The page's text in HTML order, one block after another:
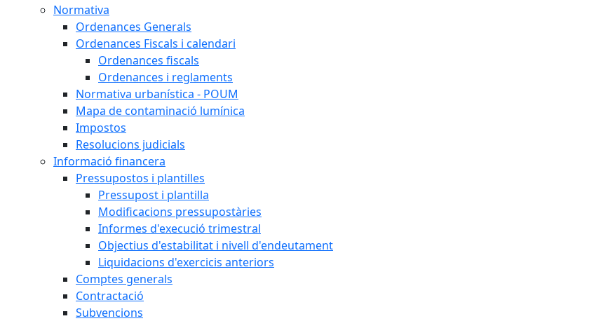
Normativa
Ordenances Generals
Ordenances Fiscals i calendari
Ordenances fiscals
Ordenances i reglaments
Normativa urbanística - POUM
Mapa de contaminació lumínica
Impostos
Resolucions judicials
Informació financera
Pressupostos i plantilles
Pressupost i plantilla
Modificacions pressupostàries
Informes d'execució trimestral
Objectius d'estabilitat i nivell d'endeutament
Liquidacions d'exercicis anteriors
Comptes generals
Contractació
Subvencions